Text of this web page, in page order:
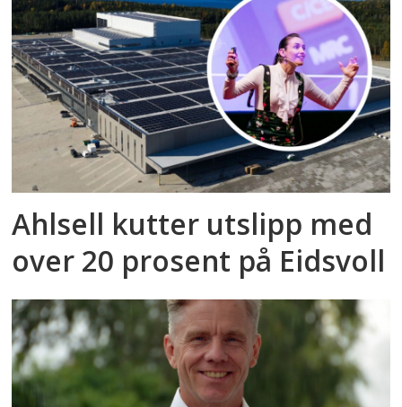
Ahlsell kutter utslipp med
over 20 prosent på Eidsvoll